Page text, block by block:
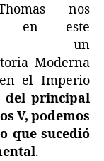
nos
en este
un
Moderna
el Imperio
del principal
V, podemos
que sucedió
.